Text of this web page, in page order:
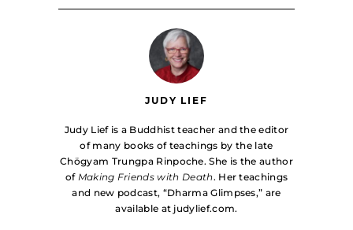
JUDY LIEF
Judy Lief is a Buddhist teacher and the editor
of many books of teachings by the late
Chögyam Trungpa Rinpoche. She is the author
of Making Friends with Death. Her teachings
and new podcast, “Dharma Glimpses,” are
available at judylief.com.